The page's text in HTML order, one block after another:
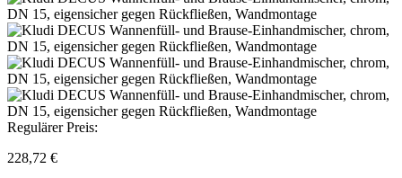
Regulärer Preis:
228,72 €